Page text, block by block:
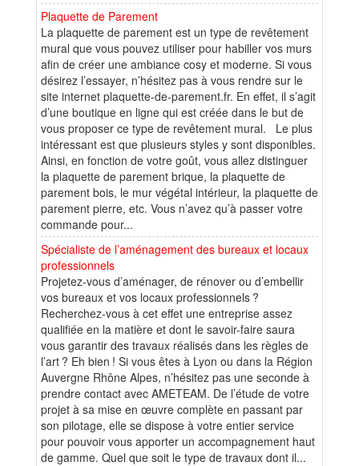
Plaquette de Parement
La plaquette de parement est un type de revêtement
mural que vous pouvez utiliser pour habiller vos murs
afin de créer une ambiance cosy et moderne. Si vous
désirez l’essayer, n’hésitez pas à vous rendre sur le
site internet plaquette-de-parement.fr. En effet, il s’agit
d’une boutique en ligne qui est créée dans le but de
vous proposer ce type de revêtement mural. Le plus
intéressant est que plusieurs styles y sont disponibles.
Ainsi, en fonction de votre goût, vous allez distinguer
la plaquette de parement brique, la plaquette de
parement bois, le mur végétal intérieur, la plaquette de
parement pierre, etc. Vous n’avez qu’à passer votre
commande pour...
Spécialiste de l’aménagement des bureaux et locaux
professionnels
Projetez-vous d’aménager, de rénover ou d’embellir
vos bureaux et vos locaux professionnels ?
Recherchez-vous à cet effet une entreprise assez
qualifiée en la matière et dont le savoir-faire saura
vous garantir des travaux réalisés dans les règles de
l’art ? Eh bien ! Si vous êtes à Lyon ou dans la Région
Auvergne Rhône Alpes, n’hésitez pas une seconde à
prendre contact avec AMETEAM. De l’étude de votre
projet à sa mise en œuvre complète en passant par
son pilotage, elle se dispose à votre entier service
pour pouvoir vous apporter un accompagnement haut
de gamme. Quel que soit le type de travaux dont il...